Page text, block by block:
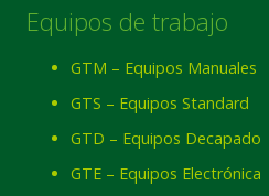
Equipos de trabajo
GTM – Equipos Manuales
GTS – Equipos Standard
GTD – Equipos Decapado
GTE – Equipos Electrónica